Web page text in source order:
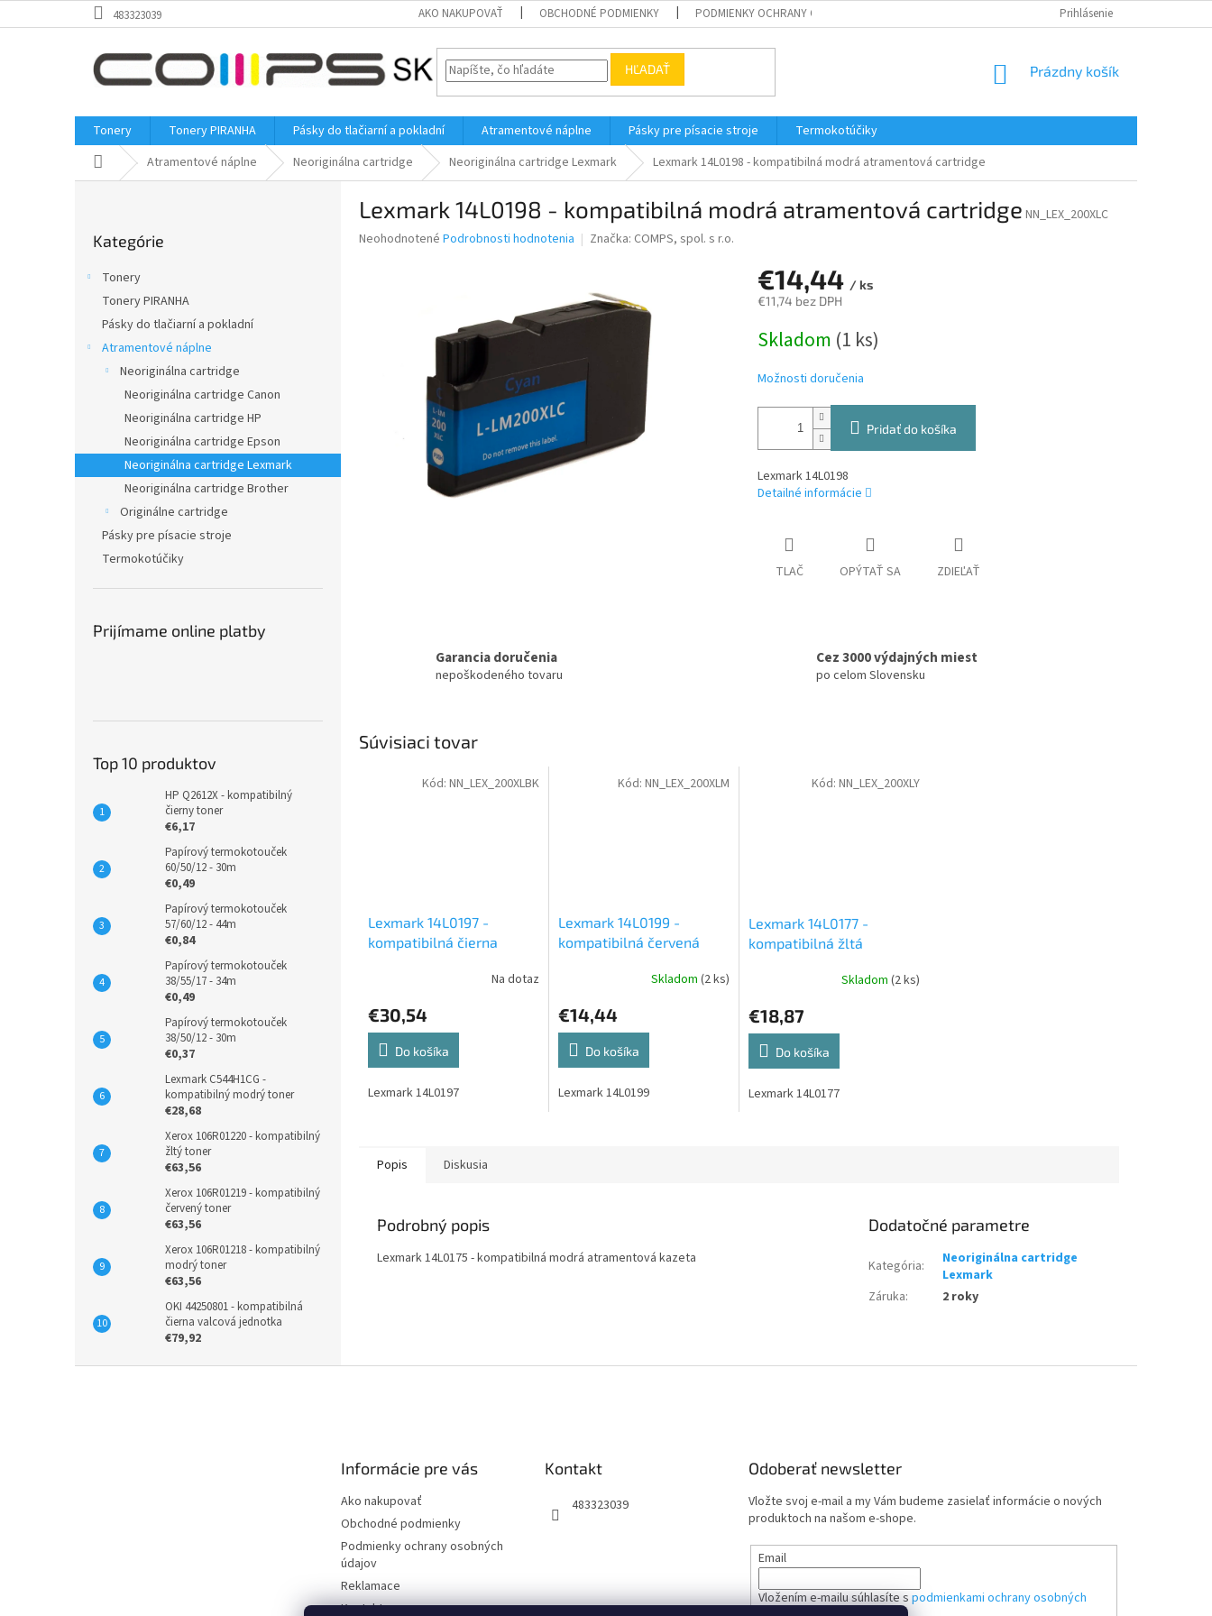
na
483323039 AKO NAKUPOVAŤ OBCHODNÉ PODMIENKY PODMIENKY OCHRANY OSOBNÝCH ÚDAJOV KONTAKTY
Prihlásenie
HĽADAŤ
NÁKUPNÝ
Prázdny košík
Tonery Tonery PIRANHA Pásky do tlačiarní a pokladní Atramentové náplne Pásky pre písacie stroje
Termokotúčiky
DomovAtramentové náplne Neoriginálna cartridge Neoriginálna cartridge Lexmark Lexmark 14L0198 - kompatibilná modrá atramentová cartridge
kategórie
Kategórie
Tonery
Tonery PIRANHA
Pásky do tlačiarní a pokladní
Atramentové náplne
Neoriginálna cartridge
Neoriginálna cartridge Canon
Neoriginálna cartridge HP
Neoriginálna cartridge Epson
Neoriginálna cartridge Lexmark
Neoriginálna cartridge Brother
Originálne cartridge
Pásky pre písacie stroje
Termokotúčiky
Prijímame online platby
Top 10 produktov
HP Q2612X - kompatibilný
čierny toner
€6,17
Papírový termokotouček
60/50/12 - 30m
€0,49
Papírový termokotouček
57/60/12 - 44m
€0,84
Papírový termokotouček
38/55/17 - 34m
€0,49
Papírový termokotouček
38/50/12 - 30m
€0,37
Lexmark C544H1CG -
kompatibilný modrý toner
€28,68
Xerox 106R01220 - kompatibilný
žltý toner
€63,56
Xerox 106R01219 - kompatibilný
červený toner
€63,56
Xerox 106R01218 - kompatibilný
modrý toner
€63,56
OKI 44250801 - kompatibilná
čierna valcová jednotka
€79,92
Lexmark 14L0198 - kompatibilná modrá atramentová cartridge NN_LEX_200XLC
Priemerné
Neohodnotené Podrobnosti hodnotenia Značka: COMPS, spol. s r.o.
€14,44 / ks
€11,74 bez DPH
cena:
Skladom (1 ks)
Možnosti doručenia
Pridať do košíka
Lexmark 14L0198
Detailné informácie
TLAČ OPÝTAŤ SA ZDIEĽAŤ
Garancia doručenia
nepoškodeného tovaru
Cez 3000 výdajných miest
po celom Slovensku
Súvisiaci tovar
Lexmark 14L0197 -
kompatibilná čierna
Na dotaz
€30,54
Do košíka
Lexmark 14L0197
Kód: NN_LEX_200XLBK
Lexmark 14L0199 -
kompatibilná červená
Skladom (2 ks)
€14,44
Do košíka
Lexmark 14L0199
Kód: NN_LEX_200XLM
Lexmark 14L0177 -
kompatibilná žltá
Skladom(2 ks)
€18,87
Do košíka
Lexmark 14L0177
Kód:NN_LEX_200XLY
Popis Diskusia
Podrobný popis
Lexmark 14L0175 - kompatibilná modrá atramentová kazeta
Dodatočné parametre
Kategória:
Neoriginálna cartridge
Lexmark
Záruka: 2 roky
Informácie pre vás
Ako nakupovať
Obchodné podmienky
Podmienky ochrany osobných
údajov
Reklamace
Kontakty
Kontakt
483323039
Odoberať newsletter
Vložte svoj e-mail a my Vám budeme zasielať informácie o nových
produktoch na našom e-shope.
Email
Vložením e-mailu súhlasíte spodmienkami ochrany osobných